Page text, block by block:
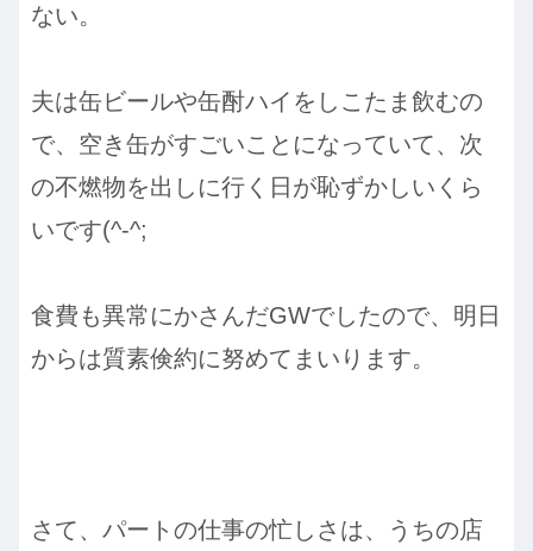
ない。
夫は缶ビールや缶酎ハイをしこたま飲むの
で、空き缶がすごいことになっていて、次
の不燃物を出しに行く日が恥ずかしいくら
いです(^-^;
食費も異常にかさんだGWでしたので、明日
からは質素倹約に努めてまいります。
さて、パートの仕事の忙しさは、うちの店